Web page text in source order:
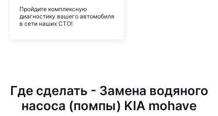
Пройдите комплексную
диагностику вашего автомобиля
в сети наших СТО!
Где сделать - Замена водяного
насоса (помпы) KIA mohave